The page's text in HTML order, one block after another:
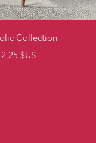
Aperçu rapide
Collection
$US